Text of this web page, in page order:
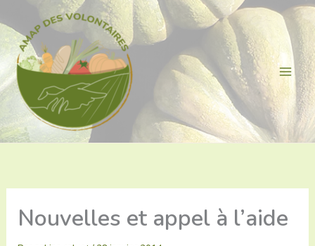
au
contenu
Nouvelles et appel à l’aide